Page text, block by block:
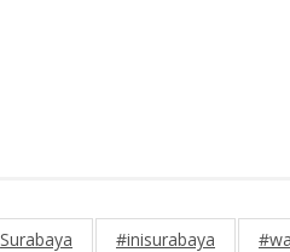
Surabaya #inisurabaya